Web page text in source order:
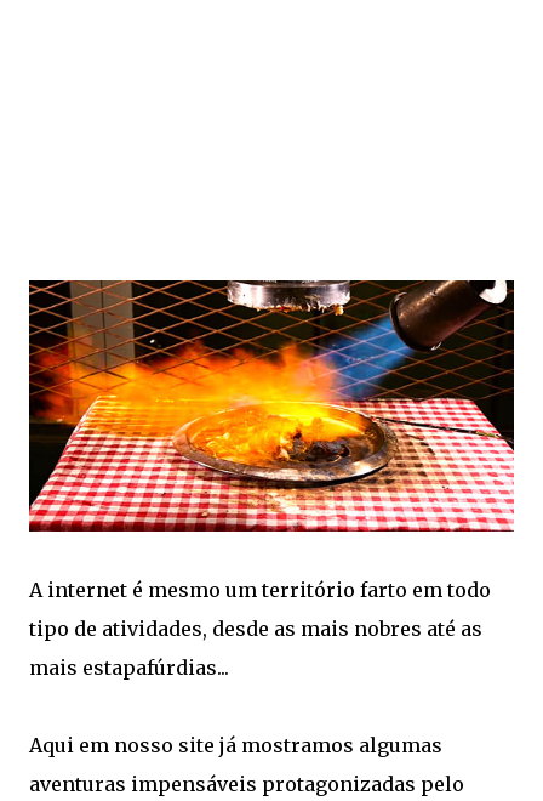
A internet é mesmo um território farto em todo
tipo de atividades, desde as mais nobres até as
mais estapafúrdias...
Aqui em nosso site já mostramos algumas
aventuras impensáveis protagonizadas pelo